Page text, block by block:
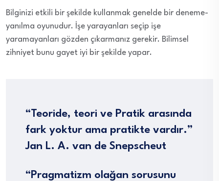
Bilginizi etkili bir şekilde kullanmak genelde bir deneme-
yanılma oyunudur. İşe yarayanları seçip işe
yaramayanları gözden çıkarmanız gerekir. Bilimsel
zihniyet bunu gayet iyi bir şekilde yapar.
“Teoride, teori ve Pratik arasında
fark yoktur ama pratikte vardır.”
Jan L. A. van de Snepscheut
“Pragmatizm olağan sorusunu